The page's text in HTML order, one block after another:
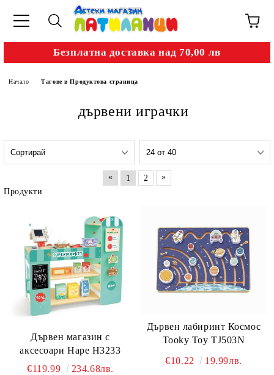
Безплатна доставка над 70,00 лв
Начало Тагове в Продуктова страница
дървени играчки
« 1 2
»
Продукти
Дървен магазин с
аксесоари Hape H3233
€119.99
234.68лв.
Дървен лабиринт Космос
Tooky Toy TJ503N
€10.22 19.99лв.